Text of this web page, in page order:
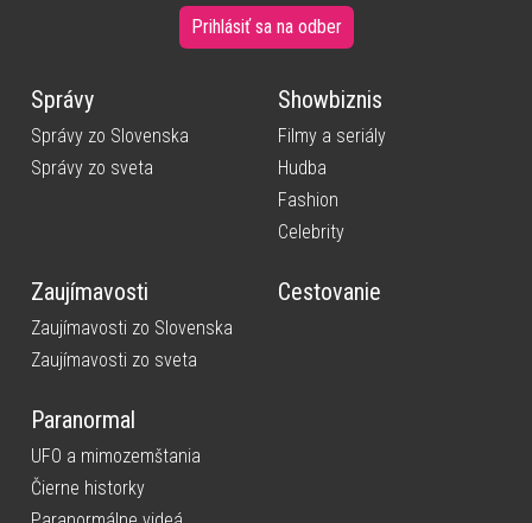
Prihlásiť sa na odber
Správy
Správy zo Slovenska
Správy zo sveta
Showbiznis
Filmy a seriály
Hudba
Fashion
Celebrity
Zaujímavosti
Zaujímavosti zo Slovenska
Zaujímavosti zo sveta
Cestovanie
Paranormal
UFO a mimozemštania
Čierne historky